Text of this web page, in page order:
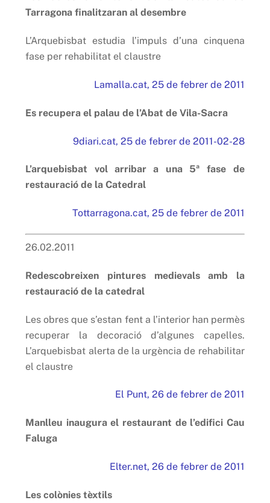
Tarragona finalitzaran al desembre
L’Arquebisbat estudia l’impuls d’una cinquena
fase per rehabilitat el claustre
Lamalla.cat, 25 de febrer de 2011
Es recupera el palau de l’Abat de Vila-Sacra
9diari.cat, 25 de febrer de 2011-02-28
L’arquebisbat vol arribar a una 5ª fase de
restauració de la Catedral
Tottarragona.cat, 25 de febrer de 2011
26.02.2011
Redescobreixen pintures medievals amb la
restauració de la catedral
Les obres que s’estan fent a l’interior han permès
recuperar la decoració d’algunes capelles.
L’arquebisbat alerta de la urgència de rehabilitar
el claustre
El Punt, 26 de febrer de 2011
Manlleu inaugura el restaurant de l’edifici Cau
Faluga
Elter.net, 26 de febrer de 2011
Les colònies tèxtils